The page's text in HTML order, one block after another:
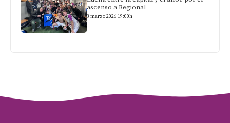
ascenso a Regional
3 marzo 2026 19:00h